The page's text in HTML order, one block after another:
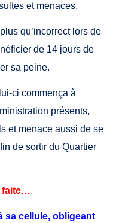
et menaces.
qu’incorrect lors de
de 14 jours de
sa peine.
ci commença à
présents,
et menace aussi de se
de sortir du Quartier
faite…
sa cellule, obligeant